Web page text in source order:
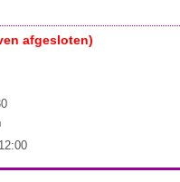
afgesloten)